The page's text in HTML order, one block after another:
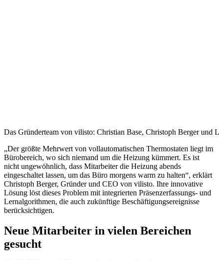
Das Gründerteam von vilisto: Christian Base, Christoph Berger und
„Der größte Mehrwert von vollautomatischen Thermostaten liegt im
Bürobereich, wo sich niemand um die Heizung kümmert. Es ist
nicht ungewöhnlich, dass Mitarbeiter die Heizung abends
eingeschaltet lassen, um das Büro morgens warm zu halten“, erklärt
Christoph Berger, Gründer und CEO von vilisto. Ihre innovative
Lösung löst dieses Problem mit integrierten Präsenzerfassungs- und
Lernalgorithmen, die auch zukünftige Beschäftigungsereignisse
berücksichtigen.
Neue Mitarbeiter in vielen Bereichen
gesucht